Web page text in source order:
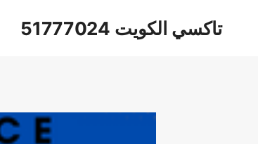
تاكسي الكويت 51777024